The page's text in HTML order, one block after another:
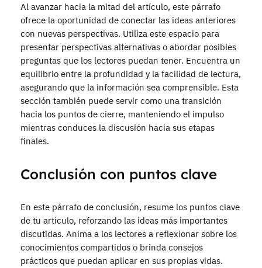
Al avanzar hacia la mitad del artículo, este párrafo
ofrece la oportunidad de conectar las ideas anteriores
con nuevas perspectivas. Utiliza este espacio para
presentar perspectivas alternativas o abordar posibles
preguntas que los lectores puedan tener. Encuentra un
equilibrio entre la profundidad y la facilidad de lectura,
asegurando que la información sea comprensible. Esta
sección también puede servir como una transición
hacia los puntos de cierre, manteniendo el impulso
mientras conduces la discusión hacia sus etapas
finales.
Conclusión con puntos clave
En este párrafo de conclusión, resume los puntos clave
de tu artículo, reforzando las ideas más importantes
discutidas. Anima a los lectores a reflexionar sobre los
conocimientos compartidos o brinda consejos
prácticos que puedan aplicar en sus propias vidas.